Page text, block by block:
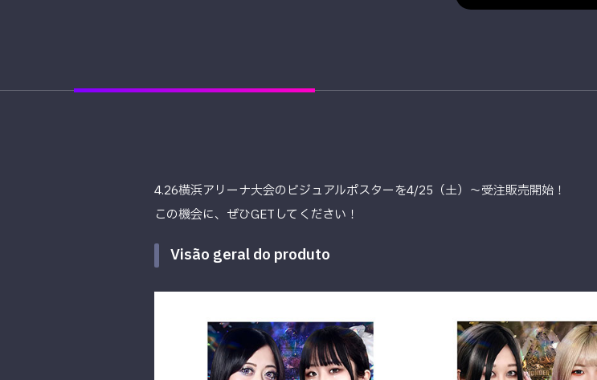
4.26横浜アリーナ大会のビジュアルポスターを4/25（土）～受注販売開始！
この機会に、ぜひGETしてください！
Visão geral do produto